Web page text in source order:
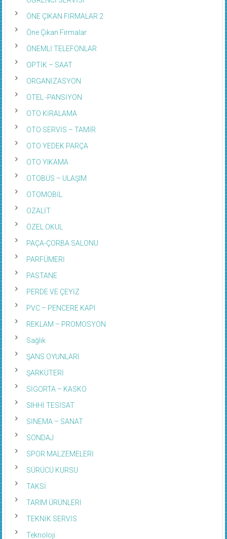
ÖNE ÇIKAN FİRMALAR 2
Öne Çıkan Firmalar
ÖNEMLİ TELEFONLAR
OPTİK – SAAT
ORGANİZASYON
OTEL -PANSİYON
OTO KİRALAMA
OTO SERVİS – TAMİR
OTO YEDEK PARÇA
OTO YIKAMA
OTOBÜS – ULAŞIM
OTOMOBİL
OZALİT
ÖZEL OKUL
PAÇA-ÇORBA SALONU
PARFÜMERİ
PASTANE
PERDE VE ÇEYİZ
PVC – PENCERE KAPI
REKLAM – PROMOSYON
Sağlık
ŞANS OYUNLARI
ŞARKÜTERİ
SİGORTA – KASKO
SIHHİ TESİSAT
SİNEMA – SANAT
SONDAJ
SPOR MALZEMELERİ
SÜRÜCÜ KURSU
TAKSİ
TARIM ÜRÜNLERİ
TEKNİK SERVİS
Teknoloji